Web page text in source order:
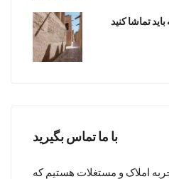
تماشا کنید
با ما تماس بگیرید
املاک و مستغلات هستیم که